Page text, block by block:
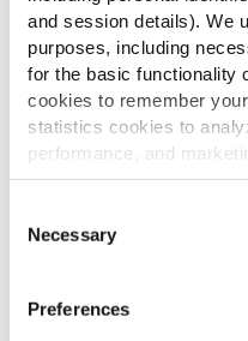
and session details). We
purposes, including
for the basic functionality
cookies to remember
statistics cookies to
performance, and
personalized content and
By clicking 'Allow all
all cookies. If you'd like
you can do so by clicking
'Allow selection.'
Selection
Necessary
Preferences
kaas.
Voeg wat ketchup
tweede Potato Toast.
Tips
Serveer het met
salade.